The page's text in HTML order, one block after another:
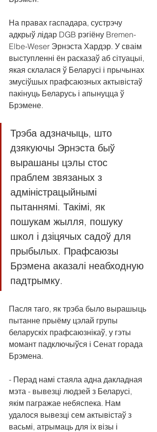
На правах гаспадара, сустрэчу
адкрыў лідар DGB рэгіёну Bremen-
Elbe-Weser Эрнэста Хардэр. У сваім
выступленні ён расказаў аб сітуацыі,
якая склалася ў Беларусі і прычынах
змусіўшых прафсаюзных актывістаў
пакінуць Беларусь і апынуцца ў
Брэмене.
Трэба адзначыць, што
дзякуючы Эрнэста быў
вырашаны цэлы стос
праблем звязаных з
адміністрацыйнымі
пытаннямі. Такімі, як
пошукам жылля, пошуку
школ і дзіцячых садоў для
прыбылых. Прафсаюзы
Брэмена аказалі неабходную
падтрымку.
Пасля таго, як трэба было вырашыць
пытанне прыёму цэлай групы
беларускіх прафсаюзнікаў, у гэты
момант падключыўся і Сенат горада
Брэмена.
- Перад намі стаяла адна дакладная
мэта - вывезці людзей з Беларусі,
якім пагражае небяспека. Нам
удалося вывезці сем актывістаў з
васьмі, атрымаць для іх візы і